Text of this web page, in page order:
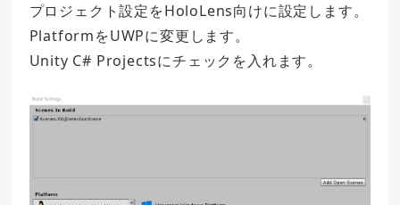
プロジェクト設定をHoloLens向けに設定します。
PlatformをUWPに変更します。
Unity C# Projectsにチェックを入れます。